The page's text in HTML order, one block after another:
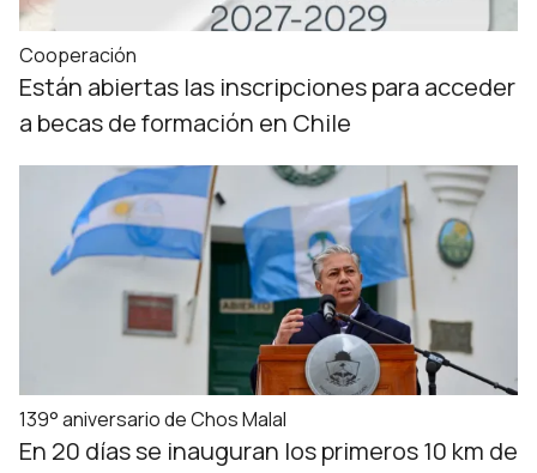
Cooperación
Están abiertas las inscripciones para acceder
a becas de formación en Chile
139° aniversario de Chos Malal
En 20 días se inauguran los primeros 10 km de